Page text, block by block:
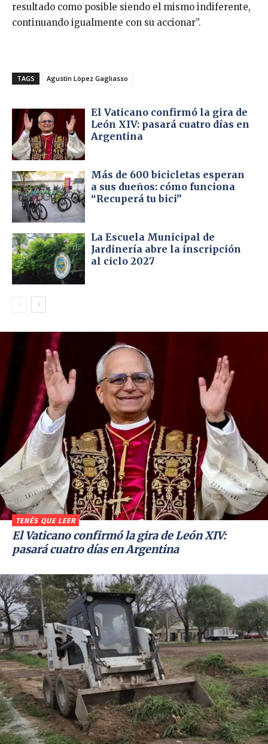
resultado como posible siendo el mismo indiferente,
continuando igualmente con su accionar”.
TAGS Agustín López Gagliasso
El Vaticano confirmó la gira de
León XIV: pasará cuatro días en
Argentina
Más de 600 bicicletas esperan
a sus dueños: cómo funciona
“Recuperá tu bici”
La Escuela Municipal de
Jardinería abre la inscripción
al ciclo 2027
TENÉS QUE LEER
El Vaticano confirmó la gira de León XIV:
pasará cuatro días en Argentina